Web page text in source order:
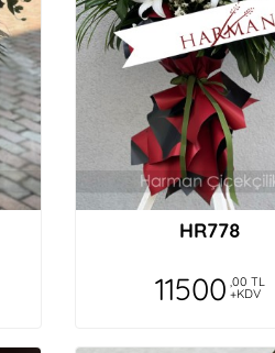
HR778
11500 ,00 TL
+KDV